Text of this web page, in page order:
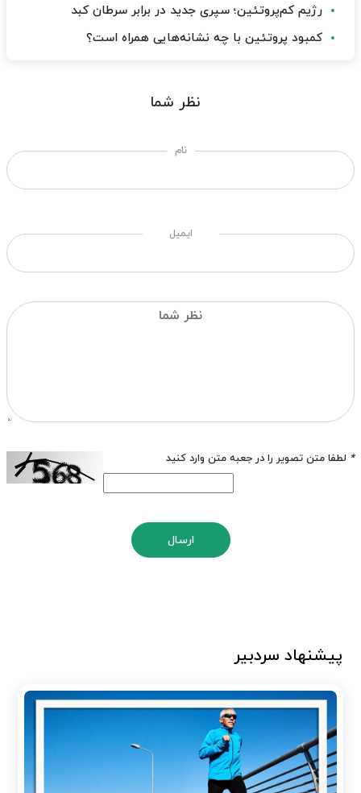
رژیم کم‌پروتئین؛ سپری جدید در برابر سرطان کبد
کمبود پروتئین با چه نشانه‌هایی همراه است؟
نظر شما
نام
ایمیل
* لطفا متن تصویر را در جعبه متن وارد کنید
ارسال
پیشنهاد سردبیر